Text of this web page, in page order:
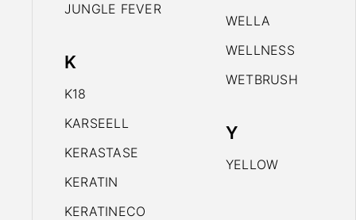
JUNGLE FEVER
K
K18
KARSEELL
KERASTASE
KERATIN
KERATINECO
WELLA
WELLNESS
WETBRUSH
Y
YELLOW